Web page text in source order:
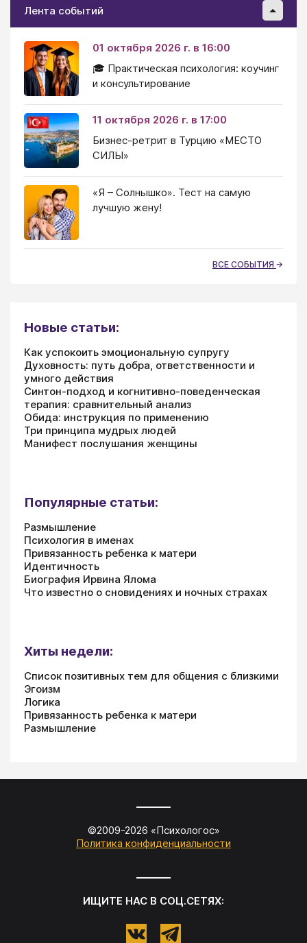
Лента событий
01 октября 2026 г. в 16:00
🎓 Практическая психология: коучинг
и консультирование
11 октября 2026 г. в 17:00
Бизнес-ретрит в Турцию «МЕСТО
СИЛЫ»
«Я – Солнышко». Тест на самую
лучшую жену!
ВСЕ СОБЫТИЯ
Новые статьи:
Как успокоить эмоциональную супругу
Духовность: путь добра, ответственности и
умного действия
Синтон-подход и когнитивно-поведенческая
терапия: сравнительный анализ
Обида: инструкция по применению
Три принципа мудрых людей
Манифест послушания женщины
Популярные статьи:
Размышление
Психология в именах
Привязанность ребенка к матери
Идентичность
Биография Ирвина Ялома
Что известно о сновидениях и ночных страхах
Хиты недели:
Список позитивных тем для общения с близкими
Эгоизм
Логика
Привязанность ребенка к матери
Размышление
©2009-2026 «Психологос»
Политика конфиденциальности
ИЩИТЕ НАС В СОЦ.СЕТЯХ: